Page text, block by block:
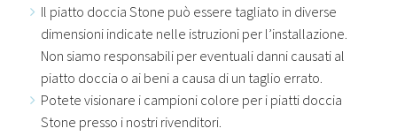
Il piatto doccia Stone può essere tagliato in diverse
dimensioni indicate nelle istruzioni per l’installazione.
Non siamo responsabili per eventuali danni causati al
piatto doccia o ai beni a causa di un taglio errato.
Potete visionare i campioni colore per i piatti doccia
Stone presso i nostri rivenditori.